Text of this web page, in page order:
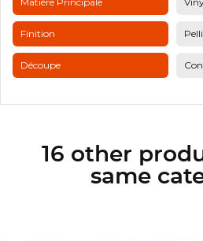
Finition
Découpe
16 other
same